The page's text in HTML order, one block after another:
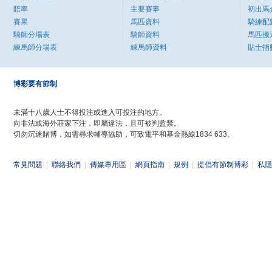
賠率
賽果
騎師分場表
練馬師分場表
主要賽事
馬匹資料
騎師資料
練馬師資料
初出馬
騎練配
馬匹搬
貼士指
博彩要有節制
未滿十八歲人士不得投注或進入可投注的地方。
向非法或海外莊家下注，即屬違法，且可被判監禁。
切勿沉迷賭博，如需尋求輔導協助，可致電平和基金熱線1834 633。
常見問題 聯絡我們 傳媒專用區 網頁指南 規例 提倡有節制博彩 私